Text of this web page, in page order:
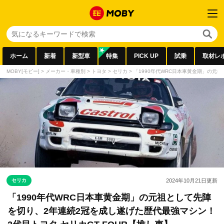
ホーム 新着 新型車 特集 PICK UP 試乗 取材レ
MOBY[モビー] > メーカー・車種別 > トヨタ > セリカ > 「1990年代WRC日本車黄金期」の元
セリカ 2024年10月21日更新
「1990年代WRC日本車黄金期」の元祖として先陣
を切り、2年連続2冠を成し遂げた歴代最強マシン！